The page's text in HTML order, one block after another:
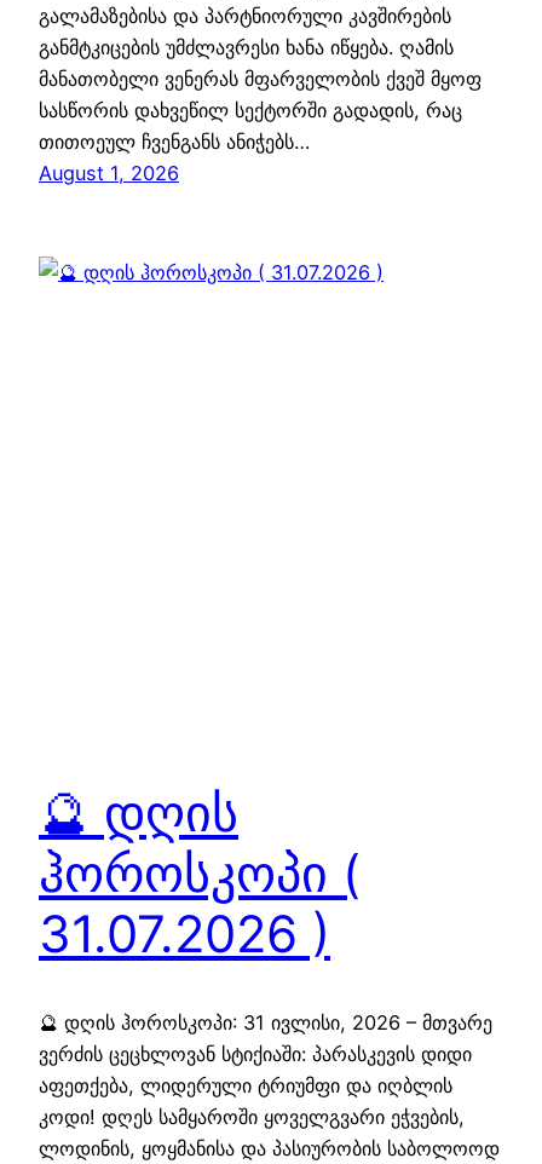
გალამაზებისა და პარტნიორული კავშირების
განმტკიცების უმძლავრესი ხანა იწყება. ღამის
მანათობელი ვენერას მფარველობის ქვეშ მყოფ
სასწორის დახვეწილ სექტორში გადადის, რაც
თითოეულ ჩვენგანს ანიჭებს…
August 1, 2026
🔮 დღის
ჰოროსკოპი (
31.07.2026 )
🔮 დღის ჰოროსკოპი: 31 ივლისი, 2026 – მთვარე
ვერძის ცეცხლოვან სტიქიაში: პარასკევის დიდი
აფეთქება, ლიდერული ტრიუმფი და იღბლის
კოდი! დღეს სამყაროში ყოველგვარი ეჭვების,
ლოდინის, ყოყმანისა და პასიურობის საბოლოოდ